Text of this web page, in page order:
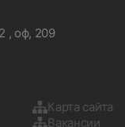
, оф, 209
Карта сайта
Вакансии